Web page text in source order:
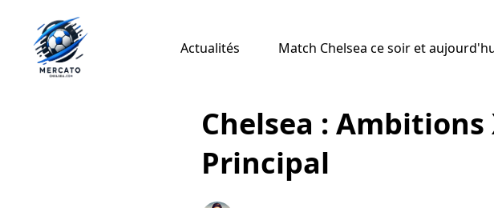
Actualités Match Chelsea ce soir et
Chelsea : Ambitions
Principal